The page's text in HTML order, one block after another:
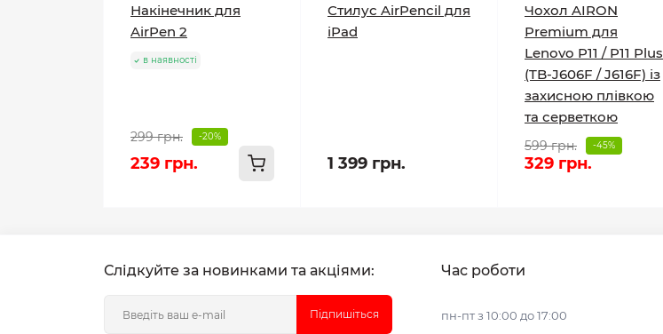
Накінечник для
AirPen 2
в наявності
299 грн. -20%
239 грн.
Стилус AirPencil для
iPad
1 399 грн.
Чохол AIRON
Premium для
Lenovo P11 / P11 Plus
(TB-J606F / J616F) із
захисною плівкою
та серветкою
599 грн. -45%
329 грн.
Слідкуйте за новинками та акціями:
Підпишіться
Час роботи
пн-пт з 10:00 до 17:00